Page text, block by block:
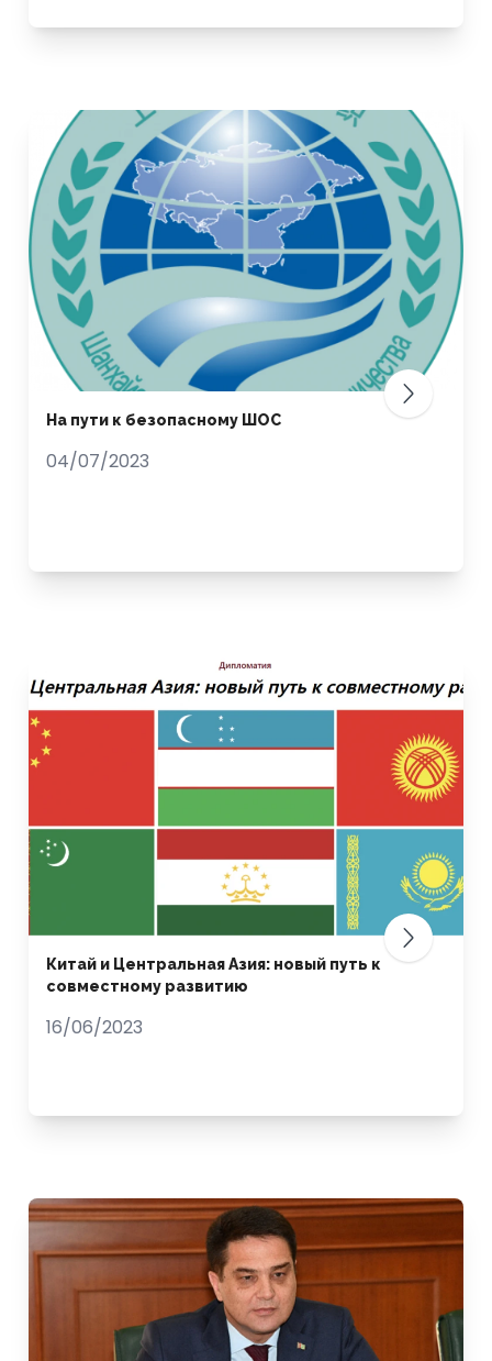
На пути к безопасному ШОС
04/07/2023
Китай и Центральная Азия: новый путь к
совместному развитию
16/06/2023